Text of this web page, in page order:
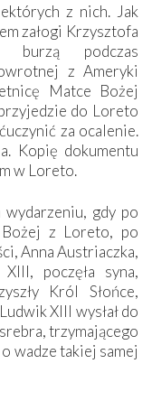
z nich. Jak
załogi Krzysztofa
burzą podczas
z Ameryki
Matce Bożej
do Loreto
za ocalenie.
Kopię dokumentu
w Loreto.
gdy po
z Loreto, po
Anna Austriaczka,
poczęła syna,
Król Słońce,
XIII wysłał do
trzymającego
wadze takiej samej